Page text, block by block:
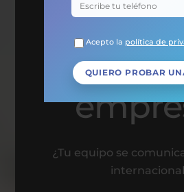
Acepto la política de
idiomas
¿Tu equipo se